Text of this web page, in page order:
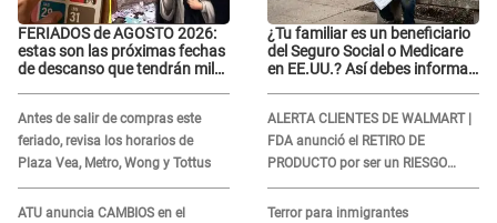
FERIADOS de AGOSTO 2026:
estas son las próximas fechas
de descanso que tendrán miles
Antes de salir de compras este
feriado, revisa los horarios de
Plaza Vea, Metro, Wong y Tottus
ATU anuncia CAMBIOS en el
¿Tu familiar es un beneficiario
del Seguro Social o Medicare
en EE.UU.? Así debes informar
ALERTA CLIENTES DE WALMART |
FDA anunció el RETIRO DE
PRODUCTO por ser un RIESGO
MORTAL para consumidores: ¿Cuál
es?
Terror para inmigrantes